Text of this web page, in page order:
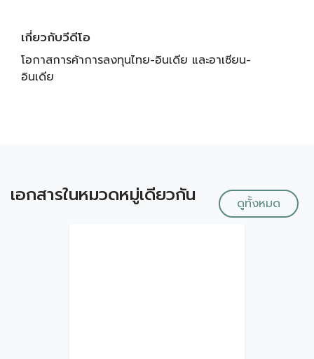
เกี่ยวกับวีดีโอ
โอกาสการค้าการลงทุนไทย-อินเดีย และอาเซียน-
อินเดีย
เอกสารในหมวดหมู่เดียวกัน ดูทั้งหมด